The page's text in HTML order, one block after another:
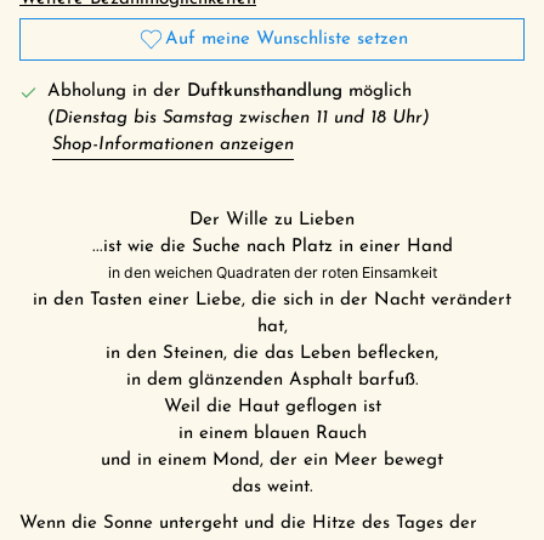
Auf meine Wunschliste setzen
Abholung in der Duftkunsthandlung möglich
(Dienstag bis Samstag zwischen 11 und 18 Uhr)
Shop-Informationen anzeigen
Der Wille zu Lieben
...ist wie die Suche nach Platz in einer Hand
in den weichen Quadraten der roten Einsamkeit
in den Tasten einer Liebe, die sich in der Nacht verändert
hat,
in den Steinen, die das Leben beflecken,
in dem glänzenden Asphalt barfuß.
Weil die Haut geflogen ist
in einem blauen Rauch
und in einem Mond, der ein Meer bewegt
das weint.
Wenn die Sonne untergeht und die Hitze des Tages der